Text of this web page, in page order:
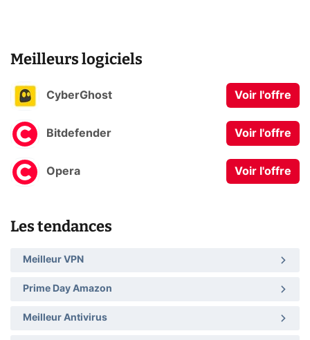
Meilleurs logiciels
CyberGhost Voir l'offre
Bitdefender Voir l'offre
Opera Voir l'offre
Les tendances
Meilleur VPN
Prime Day Amazon
Meilleur Antivirus